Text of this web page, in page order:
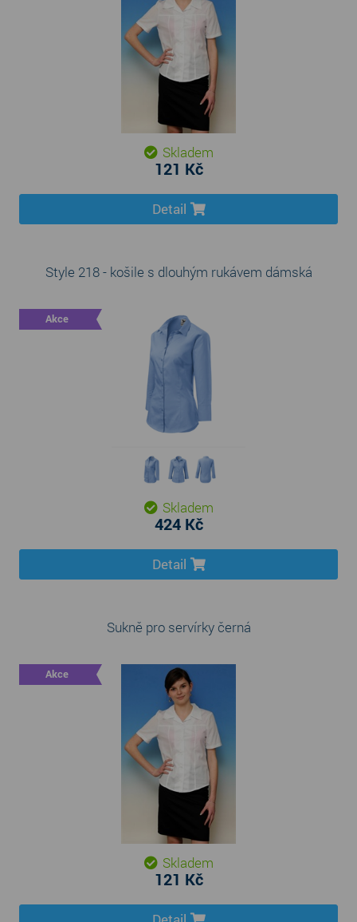
Skladem
121 Kč
Detail
Style 218 - košile s dlouhým rukávem dámská
Akce
Skladem
424 Kč
Detail
Sukně pro servírky černá
Akce
Skladem
121 Kč